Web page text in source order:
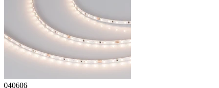
040606